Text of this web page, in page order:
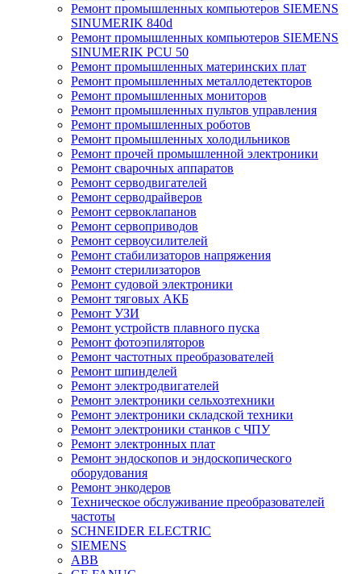
Ремонт промышленных компьютеров SIEMENS
SINUMERIK 840d
Ремонт промышленных компьютеров SIEMENS
SINUMERIK PCU 50
Ремонт промышленных материнских плат
Ремонт промышленных металлодетекторов
Ремонт промышленных мониторов
Ремонт промышленных пультов управления
Ремонт промышленных роботов
Ремонт промышленных холодильников
Ремонт прочей промышленной электроники
Ремонт сварочных аппаратов
Ремонт серводвигателей
Ремонт серводрайверов
Ремонт сервоклапанов
Ремонт сервоприводов
Ремонт сервоусилителей
Ремонт стабилизаторов напряжения
Ремонт стерилизаторов
Ремонт судовой электроники
Ремонт тяговых АКБ
Ремонт УЗИ
Ремонт устройств плавного пуска
Ремонт фотоэпиляторов
Ремонт частотных преобразователей
Ремонт шпинделей
Ремонт электродвигателей
Ремонт электроники сельхозтехники
Ремонт электроники складской техники
Ремонт электроники станков с ЧПУ
Ремонт электронных плат
Ремонт эндоскопов и эндоскопического
оборудования
Ремонт энкодеров
Техническое обслуживание преобразователей
частоты
SCHNEIDER ELECTRIC
SIEMENS
ABB